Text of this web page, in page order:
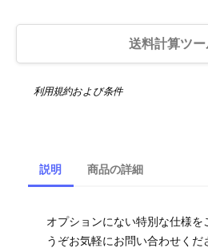
送料計算ツー
利用規約および条件
説明 商品の詳細
オプションにない特別な仕様を
うぞお気軽にお問い合わせくだ